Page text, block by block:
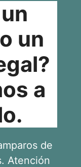
un
a
de
Atención